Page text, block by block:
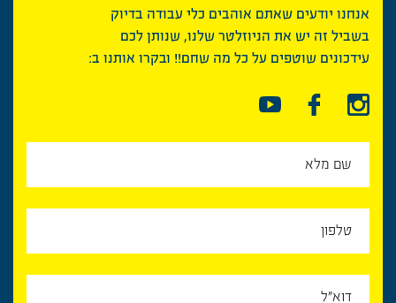
אנחנו יודעים שאתם אוהבים כלי עבודה בדיוק
בשביל זה יש את הניוזלטר שלנו, שנותן לכם
עידכונים שוטפים על כל מה שחם!! ובקרו אותנו ב: